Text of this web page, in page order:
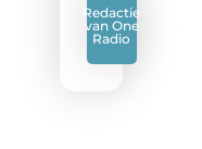
Redactie
van One
Radio